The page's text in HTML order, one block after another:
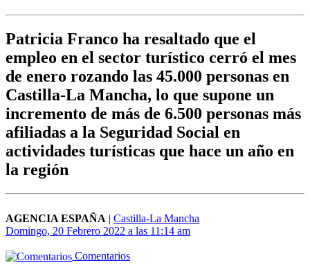
Patricia Franco ha resaltado que el
empleo en el sector turístico cerró el mes
de enero rozando las 45.000 personas en
Castilla-La Mancha, lo que supone un
incremento de más de 6.500 personas más
afiliadas a la Seguridad Social en
actividades turísticas que hace un año en
la región
AGENCIA ESPAÑA | Castilla-La Mancha
Domingo, 20 Febrero 2022 a las 11:14 am
Comentarios